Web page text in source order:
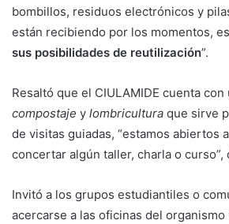
bombillos, residuos electrónicos y
están recibiendo por los momentos,
sus posibilidades de reutilización”.
Resaltó que el CIULAMIDE cuenta
compostaje y lombricultura que sirve
de visitas guiadas, “estamos abiertos
concertar algún taller, charla o curso”,
Invitó a los grupos estudiantiles o
acercarse a las oficinas del organismo